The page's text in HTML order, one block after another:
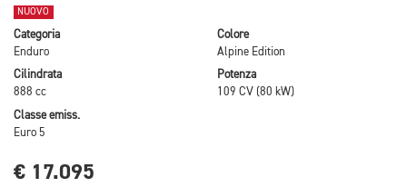
NUOVO
Categoria
Enduro
Colore
Alpine Edition
Cilindrata
888 cc
Potenza
109 CV (80 kW)
Classe emiss.
Euro 5
€ 17.095